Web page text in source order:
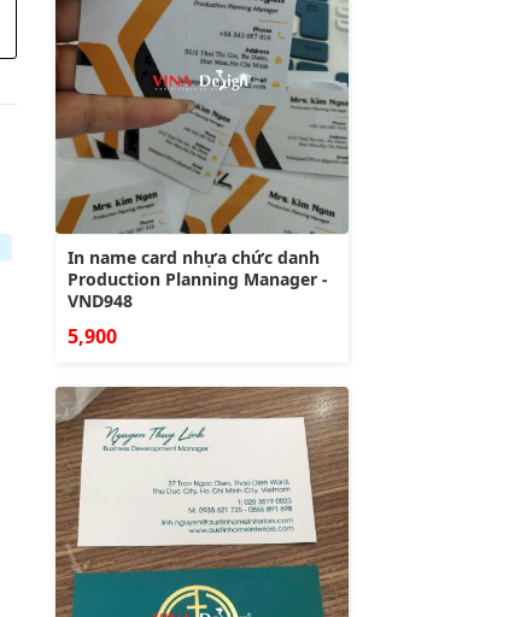
In name card nhựa chức danh
Production Planning Manager -
VND948
5,900